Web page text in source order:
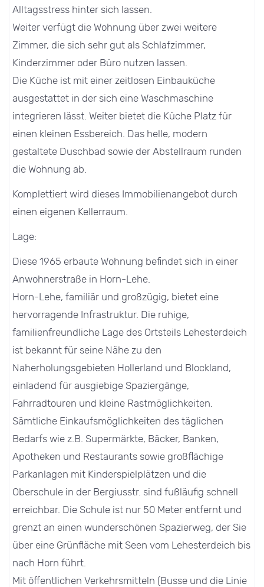
Alltagsstress hinter sich lassen.
Weiter verfügt die Wohnung über zwei weitere
Zimmer, die sich sehr gut als Schlafzimmer,
Kinderzimmer oder Büro nutzen lassen.
Die Küche ist mit einer zeitlosen Einbauküche
ausgestattet in der sich eine Waschmaschine
integrieren lässt. Weiter bietet die Küche Platz für
einen kleinen Essbereich. Das helle, modern
gestaltete Duschbad sowie der Abstellraum runden
die Wohnung ab.
Komplettiert wird dieses Immobilienangebot durch
einen eigenen Kellerraum.
Lage:
Diese 1965 erbaute Wohnung befindet sich in einer
Anwohnerstraße in Horn-Lehe.
Horn-Lehe, familiär und großzügig, bietet eine
hervorragende Infrastruktur. Die ruhige,
familienfreundliche Lage des Ortsteils Lehesterdeich
ist bekannt für seine Nähe zu den
Naherholungsgebieten Hollerland und Blockland,
einladend für ausgiebige Spaziergänge,
Fahrradtouren und kleine Rastmöglichkeiten.
Sämtliche Einkaufsmöglichkeiten des täglichen
Bedarfs wie z.B. Supermärkte, Bäcker, Banken,
Apotheken und Restaurants sowie großflächige
Parkanlagen mit Kinderspielplätzen und die
Oberschule in der Bergiusstr. sind fußläufig schnell
erreichbar. Die Schule ist nur 50 Meter entfernt und
grenzt an einen wunderschönen Spazierweg, der Sie
über eine Grünfläche mit Seen vom Lehesterdeich bis
nach Horn führt.
Mit öffentlichen Verkehrsmitteln (Busse und die Linie